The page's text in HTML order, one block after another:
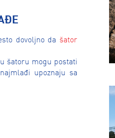
dovoljno da šator
šatoru mogu postati
upoznaju sa